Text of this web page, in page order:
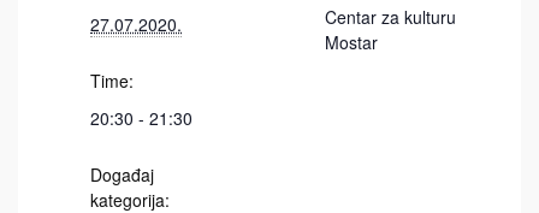
27.07.2020.
Time:
20:30 - 21:30
Događaj
kategorija:
Centar za kulturu
Mostar